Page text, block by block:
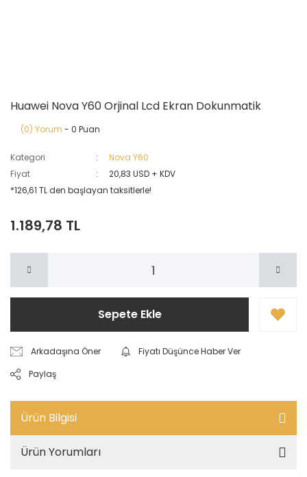
Huawei Nova Y60 Orjinal Lcd Ekran Dokunmatik
(0) Yorum - 0 Puan
Kategori
Nova Y60
Fiyat
20,83 USD + KDV
*126,61 TL den başlayan taksitlerle!
1.189,78 TL
Sepete Ekle
Arkadaşına Öner
Fiyatı Düşünce Haber Ver
Paylaş
Ürün Bilgisi
Ürün Yorumları